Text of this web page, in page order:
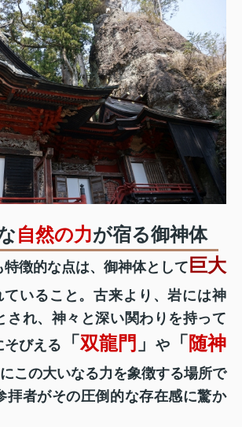
自然の力が宿る御神体
徴的な点は、御神体として 巨大
ていること。古来より、岩には神
され、神々と深い関わりを持って
そびえる
「 双龍門 」 や 「 随神
この大いなる力を象徴する場所で
拝者がその圧倒的な存在感に驚か